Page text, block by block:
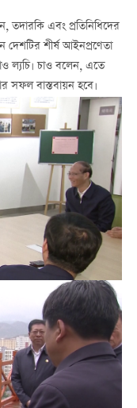
তদারকি এবং প্রতিনিধিদের
দেশটির শীর্ষ আইনপ্রণেতা
ল্যচি। চাও বলেন, এতে
সফল বাস্তবায়ন হবে।